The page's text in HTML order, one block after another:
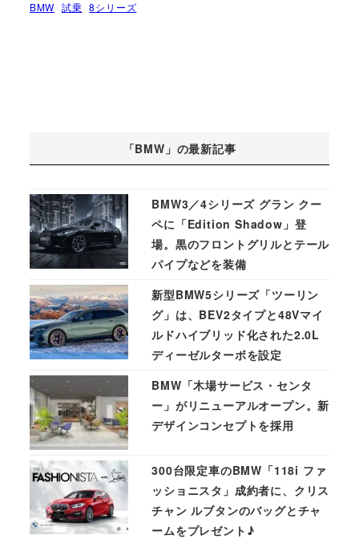
BMW 試乗 8シリーズ
「BMW」の最新記事
BMW3／4シリーズ グラン クー
ペに「Edition Shadow」登
場。黒のフロントグリルとテール
パイプなどを装備
新型BMW5シリーズ「ツーリン
グ」は、BEV2タイプと48Vマイ
ルドハイブリッド化された2.0L
ディーゼルターボを設定
BMW「木場サービス・センタ
ー」がリニューアルオープン。新
デザインコンセプトを採用
300台限定車のBMW「118i ファ
ッショニスタ」成約者に、クリス
チャン ルブタンのバッグとチャ
ームをプレゼント♪